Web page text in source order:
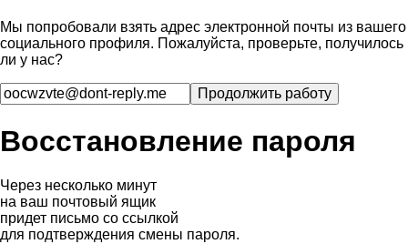
Мы попробовали взять адрес электронной почты из вашего
социального профиля. Пожалуйста, проверьте, получилось
ли у нас?
Восстановление пароля
Через несколько минут
на ваш почтовый ящик
придет письмо со ссылкой
для подтверждения смены пароля.